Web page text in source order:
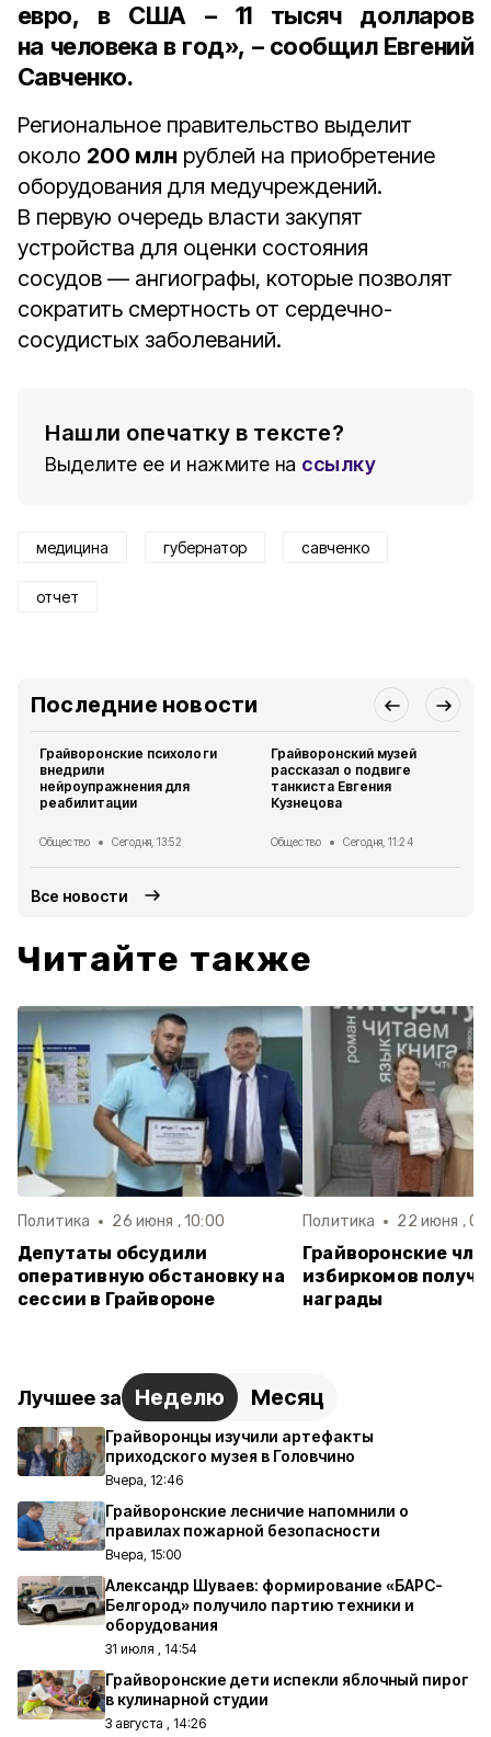
евро, в США – 11 тысяч долларов
на человека в год», – сообщил Евгений
Савченко.
Региональное правительство выделит
около 200 млн рублей на приобретение
оборудования для медучреждений.
В первую очередь власти закупят
устройства для оценки состояния
сосудов — ангиографы, которые позволят
сократить смертность от сердечно-
сосудистых заболеваний.
Нашли опечатку в тексте?
Выделите ее и нажмите на ссылку
медицина губернатор савченко
отчет
Последние новости
Грайворонские психологи
внедрили
нейроупражнения для
реабилитации
Общество Сегодня, 13:52
Грайворонский музей
рассказал о подвиге
танкиста Евгения
Кузнецова
Общество Сегодня, 11:24
Все новости
Читайте также
Политика 26 июня , 10:00
Депутаты обсудили
оперативную обстановку на
сессии в Грайвороне
Политика 22 июня ,
Грайворонские
избиркомов
награды
Лучшее за Неделю Месяц
Грайворонцы изучили артефакты
приходского музея в Головчино
Вчера, 12:46
Грайворонские лесничие напомнили о
правилах пожарной безопасности
Вчера, 15:00
Александр Шуваев: формирование «БАРС-
Белгород» получило партию техники и
оборудования
31 июля , 14:54
Грайворонские дети испекли яблочный пирог
в кулинарной студии
3 августа , 14:26